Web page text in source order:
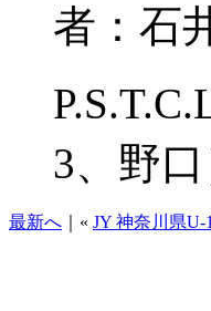
者：石
3、野口
最新へ ｜« JY 神奈川県U-